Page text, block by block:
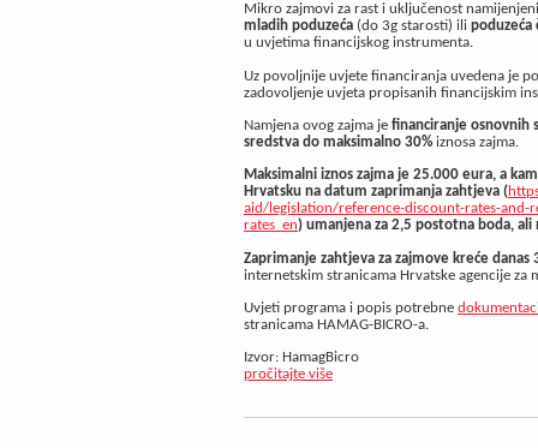
Mikro zajmovi za rast i uključenost
mladih poduzeća (do 3g starosti) ili poduzeća
u uvjetima financijskog instrumenta.
Uz povoljnije uvjete financiranja uvedena je
zadovoljenje uvjeta propisanih financijskim
Namjena ovog zajma je financiranje osnovnih
sredstva do maksimalno 30% iznosa zajma.
Maksimalni iznos zajma je 25.000 eura, a
Hrvatsku na datum zaprimanja zahtjeva (
aid/legislation/reference-discount-rates-
rates_en) umanjena za 2,5 postotna boda, ali
Zaprimanje zahtjeva za zajmove kreće
internetskim stranicama Hrvatske agencije za
Uvjeti programa i popis potrebne
stranicama HAMAG-BICRO-a.
Izvor: HamagBicro
pročitajte više